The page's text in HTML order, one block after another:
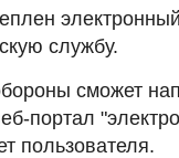
службу.
сможет
портал
пользователя.